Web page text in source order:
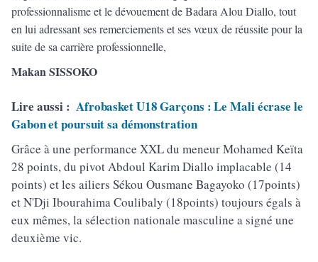
professionnalisme et le dévouement de Badara Alou Diallo, tout
en lui adressant ses remerciements et ses vœux de réussite pour la
suite de sa carrière professionnelle,
Makan SISSOKO
Lire aussi : Afrobasket U18 Garçons : Le Mali écrase le
Gabon et poursuit sa démonstration
Grâce à une performance XXL du meneur Mohamed Keïta
28 points, du pivot Abdoul Karim Diallo implacable (14
points) et les ailiers Sékou Ousmane Bagayoko (17points)
et N'Dji Ibourahima Coulibaly (18points) toujours égals à
eux mêmes, la sélection nationale masculine a signé une
deuxième vic.